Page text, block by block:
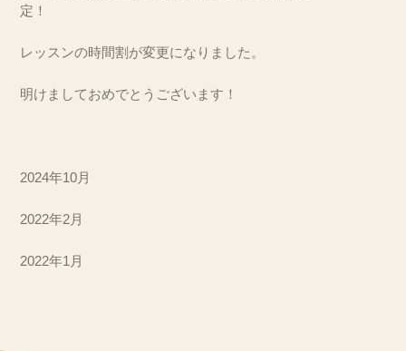
定！
レッスンの時間割が変更になりました。
明けましておめでとうございます！
2024年10月
2022年2月
2022年1月